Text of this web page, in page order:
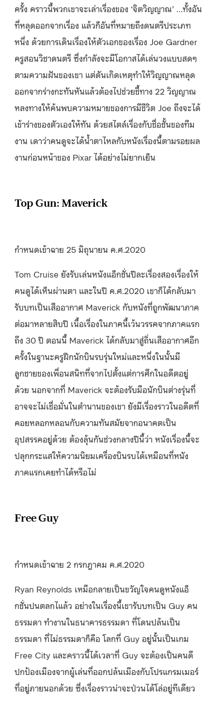
ครั้ง คราวนี้พวกเขาจะเล่าเรื่องของ ‘จิตวิญญาณ’ …ทั้งอัน
ที่หลุดออกจากเรื่อง แล้วก็อันที่หมายถึงดนตรีประเภท
หนึ่ง ด้วยการเดินเรื่องให้ตัวเอกของเรื่อง Joe Gardner
ครูสอนวิชาดนตรี ซึ่งกำลังจะมีโอกาสได้เล่นวงแบบสดๆ
ตามความฝันของเขา แต่ดันเกิดเหตุทำให้วิญญาณหลุด
ออกจากร่างกะทันหันแล้วต้องไปช่วยชี้ทาง 22 วิญญาณ
หลงทางให้ค้นพบความหมายของการมีชีวิต Joe ถึงจะได้
เข้าร่างของตัวเองให้ทัน ด้วยสไตล์เรื่องกับชื่อชั้นของทีม
งาน เดาว่าคนดูจะได้น้ำตาไหลกับหนังเรื่องนี้ตามรอยผล
งานก่อนหน้าของ Pixar ได้อย่างไม่ยากเย็น
Top Gun: Maverick
กำหนดเข้าฉาย 25 มิถุนายน ค.ศ.2020
Tom Cruise ยังรับเล่นหนังแอ็กชั่นปีละเรื่องสองเรื่องให้
คนดูได้เห็นผ่านตา และในปี ค.ศ.2020 เขาก็ได้กลับมา
รับบทเป็นเสืออากาศ Maverick กับหนังที่ถูกพัฒนาภาค
ต่อมาหลายสิบปี เนื้อเรื่องในภาคนี้เว้นวรรคจากภาคแรก
ถึง 30 ปี ตอนนี้ Maverick ได้กลับมาสู่ถิ่นเสืออากาศอีก
ครั้งในฐานะครูฝึกนักบินรบรุ่นใหม่และหนึ่งในนั้นมี
ลูกชายของเพื่อนสนิทที่จากไปตั้งแต่การศึกในอดีตอยู่
ด้วย นอกจากที่ Maverick จะต้องรับมือนักบินต่างรุ่นที่
อาจจะไม่เชื่อมั่นในตำนานของเขา ยังมีเรื่องราวในอดีตที่
คอยหลอกหลอนกับความทันสมัยจากอนาคตเป็น
อุปสรรคอยู่ด้วย ต้องลุ้นกันช่วงกลางปีนี้ว่า หนังเรื่องนี้จะ
ปลุกกระแสให้ความนิยมเครื่องบินรบได้เหมือนที่หนัง
ภาคแรกเคยทำได้หรือไม่
Free Guy
กำหนดเข้าฉาย 2 กรกฎาคม ค.ศ.2020
Ryan Reynolds เหมือกลายเป็นขวัญใจคนดูหนังแอ็
กชั่นปนตลกไแล้ว อย่างในเรื่องนี้เขารับบทเป็น Guy คน
ธรรมดา ทำงานในธนาคารธรรมดา ที่โดนปล้นเป็น
ธรรมดา ที่ไม่ธรรมดาก็คือ โลกที่ Guy อยู่นั้นเป็นเกม
Free City และคราวนี้ได้เวลาที่ Guy จะต้องเป็นคนดี
ปกป้องเมืองจากผู้เล่นที่ออกปล้นเมืองกับโปรแกรมเมอร์
ที่อยู่ภายนอกด้วย ซึ่งเรื่องราวน่าจะป่วนได้โล่อยู่ทีเดียว